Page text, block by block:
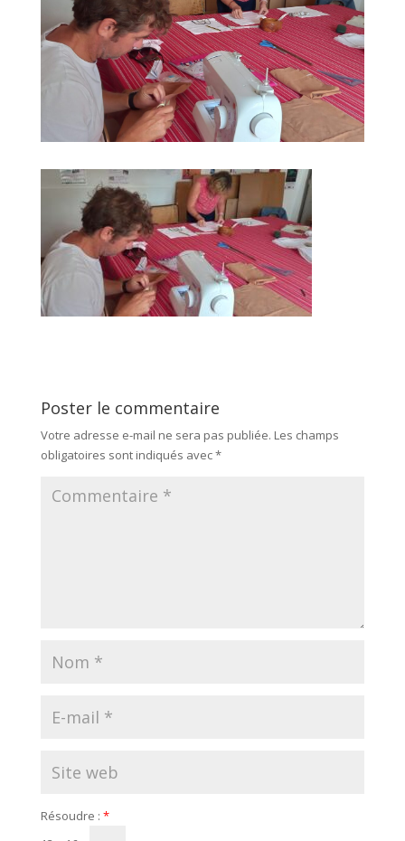
Poster le commentaire
Votre adresse e-mail ne sera pas publiée. Les champs
obligatoires sont indiqués avec*
Résoudre : *